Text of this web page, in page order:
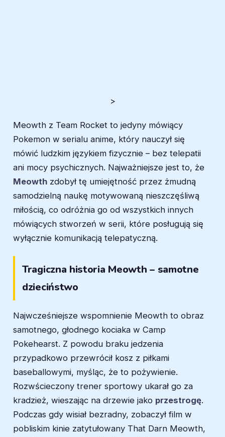
>
Meowth z Team Rocket to jedyny mówiący
Pokemon w serialu anime, który nauczył się
mówić ludzkim językiem fizycznie – bez telepatii
ani mocy psychicznych. Najważniejsze jest to, że
Meowth zdobył tę umiejętność przez żmudną
samodzielną naukę motywowaną nieszczęśliwą
miłością, co odróżnia go od wszystkich innych
mówiących stworzeń w serii, które posługują się
wyłącznie komunikacją telepatyczną.
Tragiczna historia Meowth – samotne
dzieciństwo
Najwcześniejsze wspomnienie Meowth to obraz
samotnego, głodnego kociaka w Camp
Pokehearst. Z powodu braku jedzenia
przypadkowo przewrócił kosz z piłkami
baseballowymi, myśląc, że to pożywienie.
Rozwścieczony trener sportowy ukarał go za
kradzież, wieszając na drzewie jako przestrogę.
Podczas gdy wisiał bezradny, zobaczył film w
pobliskim kinie zatytułowany That Darn Meowth,